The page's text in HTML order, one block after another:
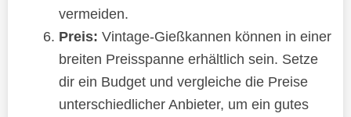
vermeiden.
Preis: Vintage-Gießkannen können in einer
breiten Preisspanne erhältlich sein. Setze
dir ein Budget und vergleiche die Preise
unterschiedlicher Anbieter, um ein gutes